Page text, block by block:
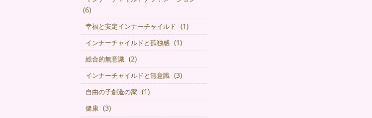
(6)
幸福と安定インナーチャイルド (1)
インナーチャイルドと孤独感 (1)
総合的無意識 (2)
インナーチャイルドと無意識 (3)
自由の子創造の家 (1)
健康 (3)